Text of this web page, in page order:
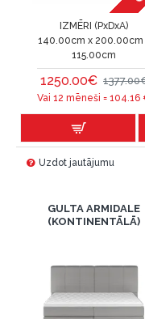
IZMĒRI (PxDxA)
140.00cm x 200.00cm
115.00cm
1250.00€
Vai 12 mēneši =104.16
Uzdot jautājumu
GULTA ARMIDALE
(KONTINENTĀLĀ)